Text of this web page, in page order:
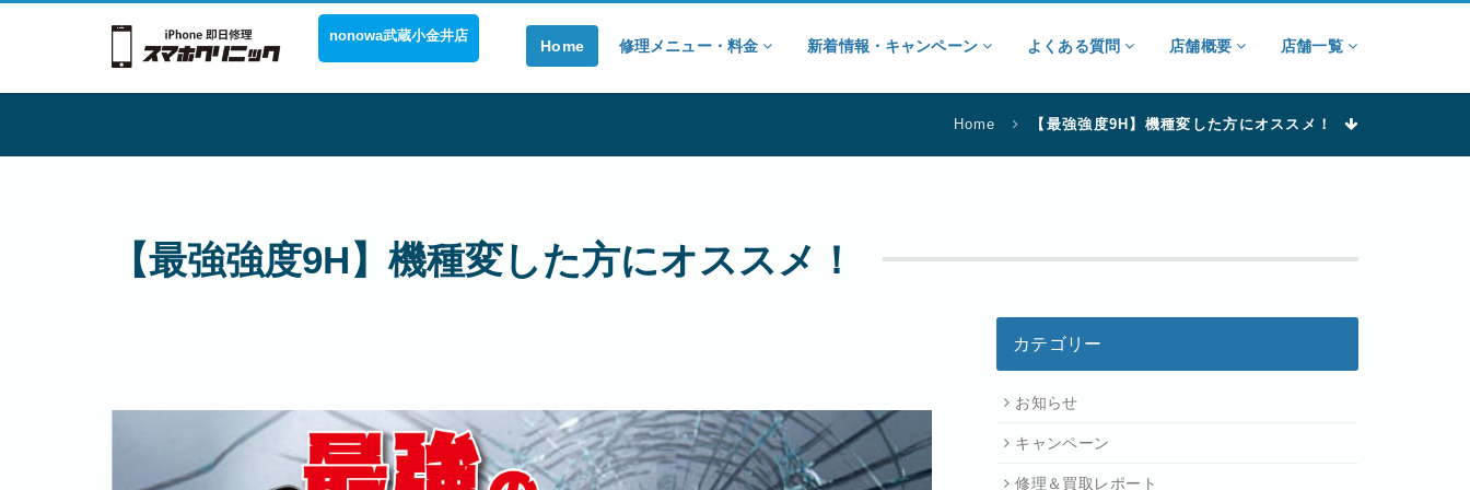
nonowa武蔵小金井店
Home 修理メニュー・料金 新着情報・キャンペーン よくある質問 店舗概要 店舗一覧
Home 【最強強度9H】機種変した方にオススメ！
【最強強度9H】機種変した方にオススメ！
カテゴリー
お知らせ
キャンペーン
修理＆買取レポート